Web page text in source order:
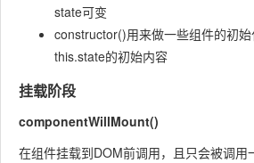
state可变
constructor()用来做一些组件的初
this.state的初始内容
挂载阶段
componentWillMount()
在组件挂载到DOM前调用，且只会被调用